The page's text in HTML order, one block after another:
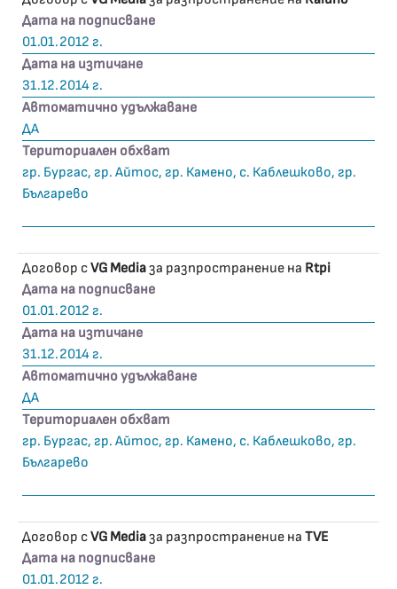
Дата на подписване
01.01.2012 г.
Дата на изтичане
31.12.2014 г.
Автоматично удължаване
ДА
Териториален обхват
гр. Бургас, гр. Айтос, гр. Камено, с. Каблешково, гр.
Българево
Договор сVG Mediaза разпространение на Rtpi
Дата на подписване
01.01.2012 г.
Дата на изтичане
31.12.2014 г.
Автоматично удължаване
ДА
Териториален обхват
гр. Бургас, гр. Айтос, гр. Камено, с. Каблешково, гр.
Българево
Договор сVG Mediaза разпространение на TVE
Дата на подписване
01.01.2012 г.